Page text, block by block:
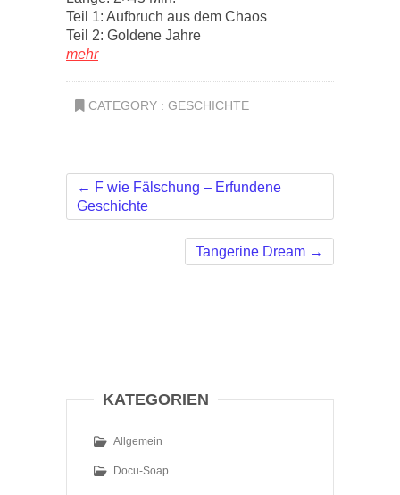
Teil 1: Aufbruch aus dem Chaos
Teil 2: Goldene Jahre
mehr
CATEGORY : GESCHICHTE
← F wie Fälschung – Erfundene
Geschichte
Tangerine Dream →
KATEGORIEN
Allgemein
Docu-Soap